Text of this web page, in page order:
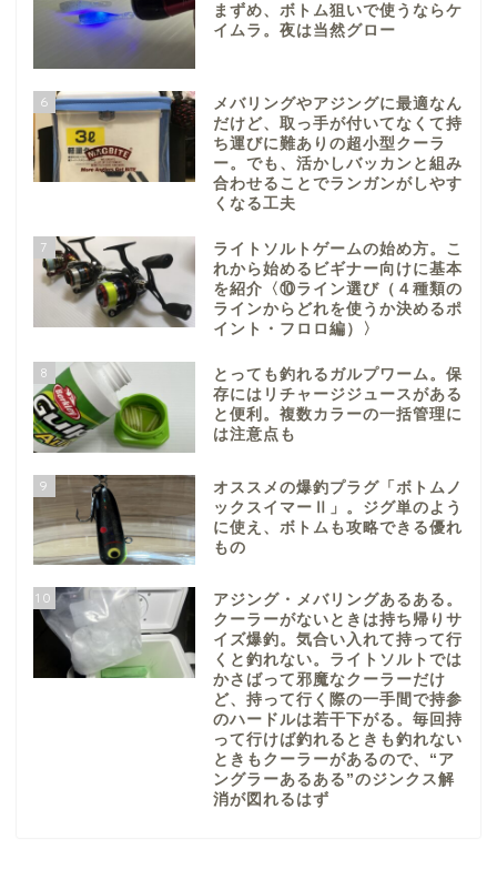
まずめ、ボトム狙いで使うならケ
イムラ。夜は当然グロー
6
メバリングやアジングに最適なん
だけど、取っ手が付いてなくて持
ち運びに難ありの超小型クーラ
ー。でも、活かしバッカンと組み
合わせることでランガンがしやす
くなる工夫
7
ライトソルトゲームの始め方。こ
れから始めるビギナー向けに基本
を紹介〈⑩ライン選び（４種類の
ラインからどれを使うか決めるポ
イント・フロロ編）〉
8
とっても釣れるガルプワーム。保
存にはリチャージジュースがある
と便利。複数カラーの一括管理に
は注意点も
9
オススメの爆釣プラグ「ボトムノ
ックスイマーⅡ」。ジグ単のよう
に使え、ボトムも攻略できる優れ
もの
10
アジング・メバリングあるある。
クーラーがないときは持ち帰りサ
イズ爆釣。気合い入れて持って行
くと釣れない。ライトソルトでは
かさばって邪魔なクーラーだけ
ど、持って行く際の一手間で持参
のハードルは若干下がる。毎回持
って行けば釣れるときも釣れない
ときもクーラーがあるので、“ア
ングラーあるある”のジンクス解
消が図れるはず